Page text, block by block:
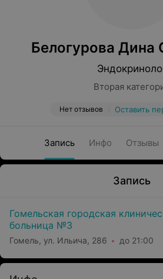
Белогурова Дина
Вторая
Нет отзывов Оставить
Запись Инфо Отзывы
Запись
Гомельская городская
больница №3
Гомель, ул. Ильича, 286 до 21:00